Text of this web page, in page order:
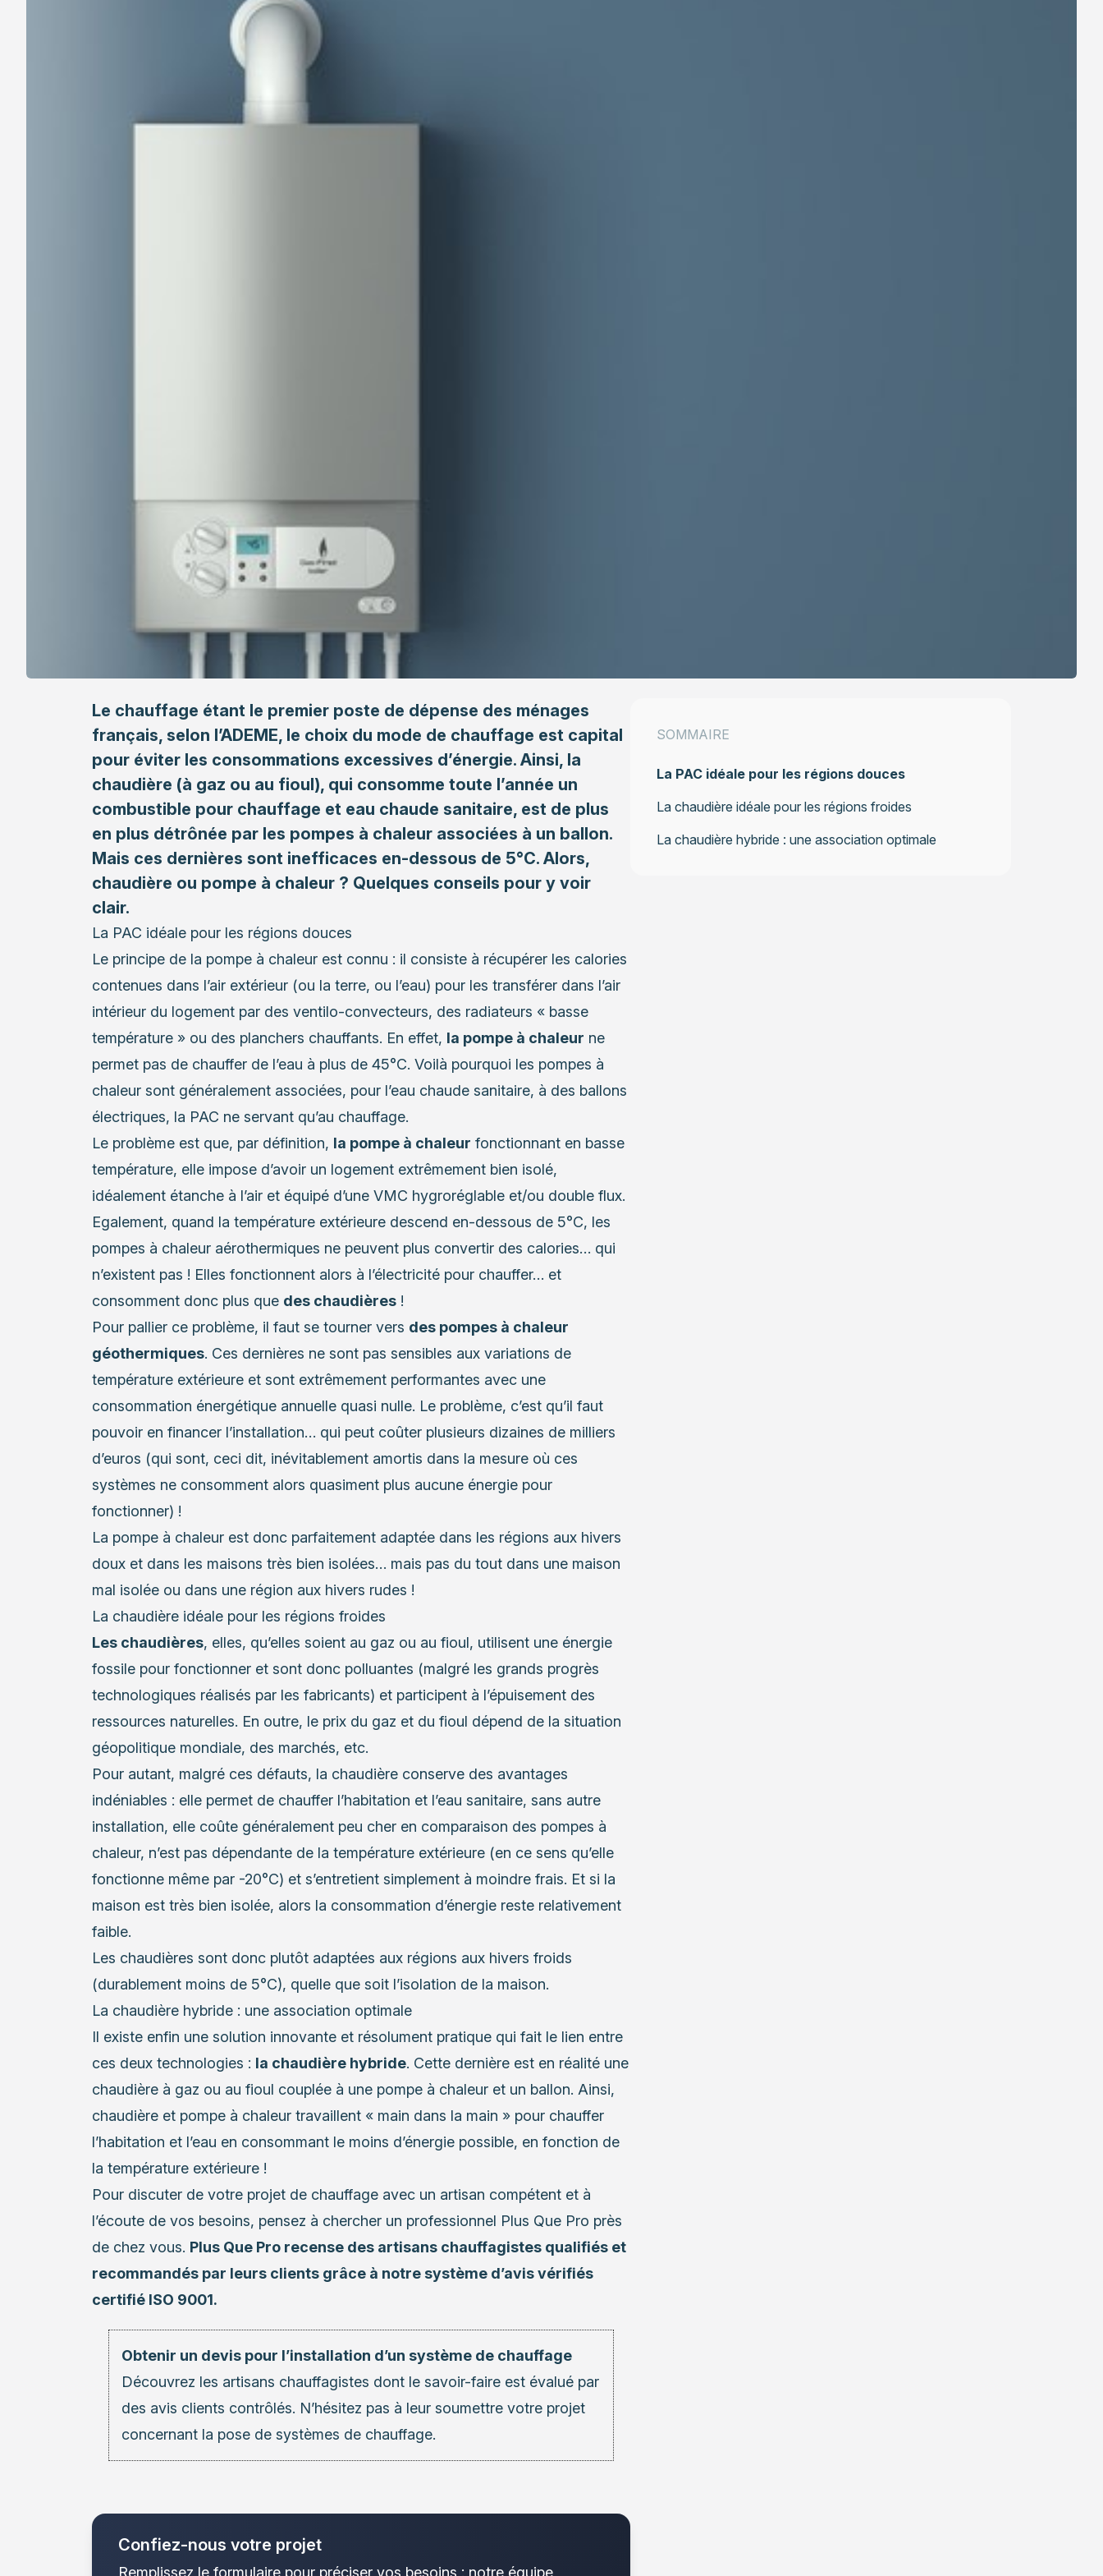
Le chauffage étant le premier poste de dépense des ménages
français, selon l’ADEME, le choix du mode de chauffage est capital
pour éviter les consommations excessives d’énergie. Ainsi, la
chaudière (à gaz ou au fioul), qui consomme toute l’année un
combustible pour chauffage et eau chaude sanitaire, est de plus
en plus détrônée par les pompes à chaleur associées à un ballon.
Mais ces dernières sont inefficaces en-dessous de 5°C. Alors,
chaudière ou pompe à chaleur ? Quelques conseils pour y voir
clair.
La PAC idéale pour les régions douces
Le principe de la pompe à chaleur est connu : il consiste à récupérer les calories
contenues dans l’air extérieur (ou la terre, ou l’eau) pour les transférer dans l’air
intérieur du logement par des ventilo-convecteurs, des radiateurs « basse
température » ou des planchers chauffants. En effet, la pompe à chaleur ne
permet pas de chauffer de l’eau à plus de 45°C. Voilà pourquoi les pompes à
chaleur sont généralement associées, pour l’eau chaude sanitaire, à des ballons
électriques, la PAC ne servant qu’au chauffage.
Le problème est que, par définition, la pompe à chaleur fonctionnant en basse
température, elle impose d’avoir un logement extrêmement bien isolé,
idéalement étanche à l’air et équipé d’une VMC hygroréglable et/ou double flux.
Egalement, quand la température extérieure descend en-dessous de 5°C, les
pompes à chaleur aérothermiques ne peuvent plus convertir des calories… qui
n’existent pas ! Elles fonctionnent alors à l’électricité pour chauffer… et
consomment donc plus que des chaudières !
Pour pallier ce problème, il faut se tourner vers des pompes à chaleur
géothermiques. Ces dernières ne sont pas sensibles aux variations de
température extérieure et sont extrêmement performantes avec une
consommation énergétique annuelle quasi nulle. Le problème, c’est qu’il faut
pouvoir en financer l’installation… qui peut coûter plusieurs dizaines de milliers
d’euros (qui sont, ceci dit, inévitablement amortis dans la mesure où ces
systèmes ne consomment alors quasiment plus aucune énergie pour
fonctionner) !
La pompe à chaleur est donc parfaitement adaptée dans les régions aux hivers
doux et dans les maisons très bien isolées… mais pas du tout dans une maison
mal isolée ou dans une région aux hivers rudes !
La chaudière idéale pour les régions froides
Les chaudières, elles, qu’elles soient au gaz ou au fioul, utilisent une énergie
fossile pour fonctionner et sont donc polluantes (malgré les grands progrès
technologiques réalisés par les fabricants) et participent à l’épuisement des
ressources naturelles. En outre, le prix du gaz et du fioul dépend de la situation
géopolitique mondiale, des marchés, etc.
Pour autant, malgré ces défauts, la chaudière conserve des avantages
indéniables : elle permet de chauffer l’habitation et l’eau sanitaire, sans autre
installation, elle coûte généralement peu cher en comparaison des pompes à
chaleur, n’est pas dépendante de la température extérieure (en ce sens qu’elle
fonctionne même par -20°C) et s’entretient simplement à moindre frais. Et si la
maison est très bien isolée, alors la consommation d’énergie reste relativement
faible.
Les chaudières sont donc plutôt adaptées aux régions aux hivers froids
(durablement moins de 5°C), quelle que soit l’isolation de la maison.
La chaudière hybride : une association optimale
Il existe enfin une solution innovante et résolument pratique qui fait le lien entre
ces deux technologies : la chaudière hybride. Cette dernière est en réalité une
chaudière à gaz ou au fioul couplée à une pompe à chaleur et un ballon. Ainsi,
chaudière et pompe à chaleur travaillent « main dans la main » pour chauffer
l’habitation et l’eau en consommant le moins d’énergie possible, en fonction de
la température extérieure !
Pour discuter de votre projet de chauffage avec un artisan compétent et à
l’écoute de vos besoins, pensez à chercher un professionnel Plus Que Pro près
de chez vous. Plus Que Pro recense des artisans chauffagistes qualifiés et
recommandés par leurs clients grâce à notre système d’avis vérifiés
certifié ISO 9001.
Obtenir un devis pour l’installation d’un système de chauffage
Découvrez les artisans chauffagistes dont le savoir-faire est évalué par
des avis clients contrôlés. N’hésitez pas à leur soumettre votre projet
concernant la pose de systèmes de chauffage.
Confiez-nous votre projet
Remplissez le formulaire pour préciser vos besoins : notre équipe
SOMMAIRE
La PAC idéale pour les régions douces
La chaudière idéale pour les régions froides
La chaudière hybride : une association optimale